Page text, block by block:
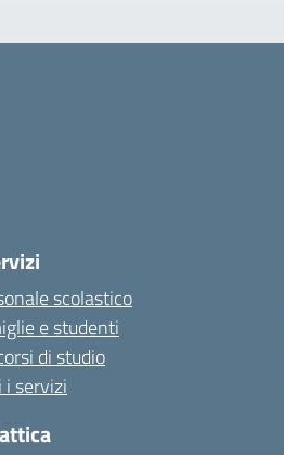
scolastico
e studenti
di studio
i servizi